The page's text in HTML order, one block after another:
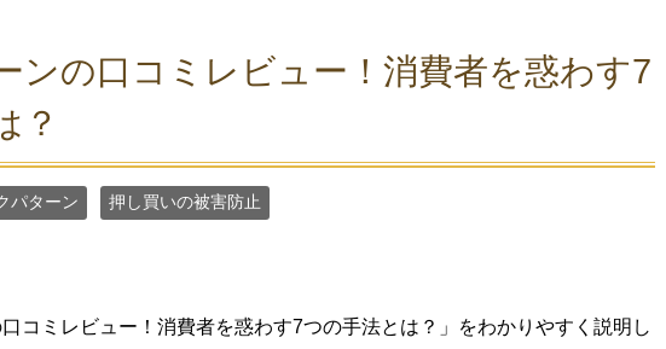
ンの口コミレビュー！消費者を惑わす7
？
パターン 押し買いの被害防止
口コミレビュー！消費者を惑わす7つの手法とは？」をわかりやすく説明し